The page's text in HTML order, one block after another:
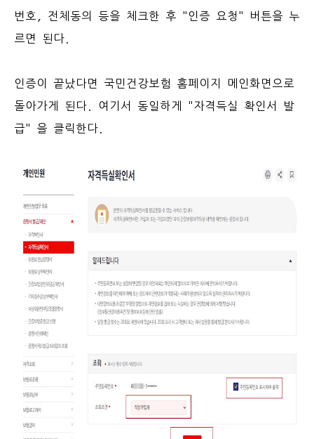
번호, 전체동의 등을 체크한 후 "인증 요청" 버튼을 누
르면 된다.
인증이 끝났다면 국민건강보험 홈페이지 메인화면으로
돌아가게 된다. 여기서 동일하게 "자격득실 확인서 발
급" 을 클릭한다.